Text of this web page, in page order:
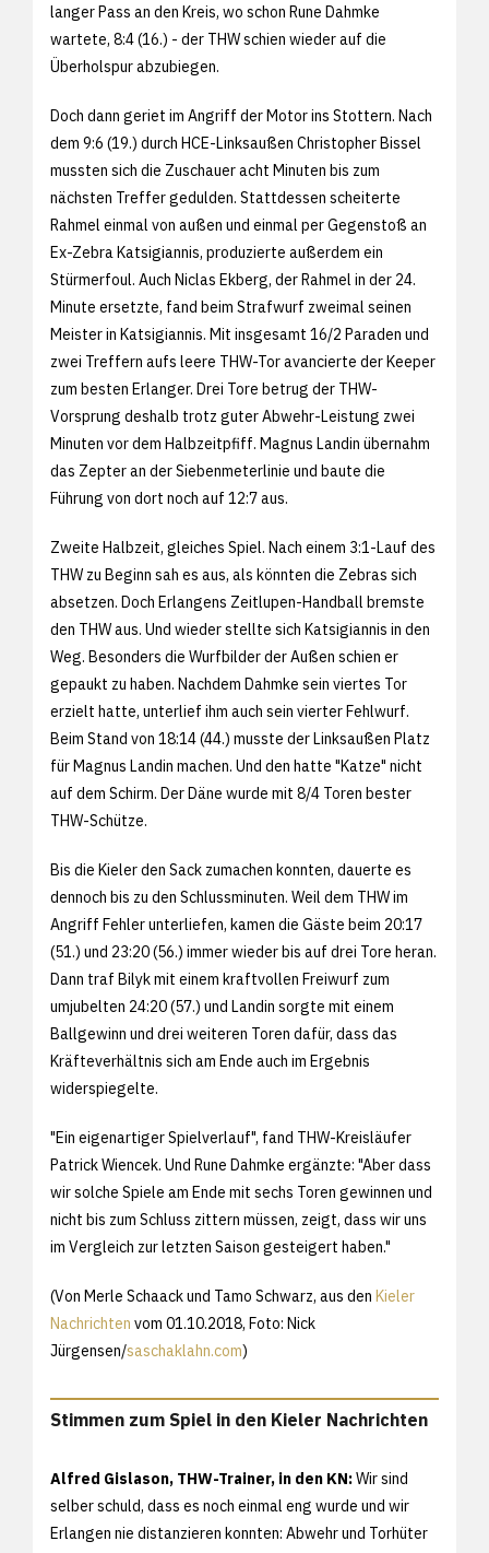
langer Pass an den Kreis, wo schon Rune Dahmke
wartete, 8:4 (16.) - der THW schien wieder auf die
Überholspur abzubiegen.
Doch dann geriet im Angriff der Motor ins Stottern. Nach
dem 9:6 (19.) durch HCE-Linksaußen Christopher Bissel
mussten sich die Zuschauer acht Minuten bis zum
nächsten Treffer gedulden. Stattdessen scheiterte
Rahmel einmal von außen und einmal per Gegenstoß an
Ex-Zebra Katsigiannis, produzierte außerdem ein
Stürmerfoul. Auch Niclas Ekberg, der Rahmel in der 24.
Minute ersetzte, fand beim Strafwurf zweimal seinen
Meister in Katsigiannis. Mit insgesamt 16/2 Paraden und
zwei Treffern aufs leere THW-Tor avancierte der Keeper
zum besten Erlanger. Drei Tore betrug der THW-
Vorsprung deshalb trotz guter Abwehr-Leistung zwei
Minuten vor dem Halbzeitpfiff. Magnus Landin übernahm
das Zepter an der Siebenmeterlinie und baute die
Führung von dort noch auf 12:7 aus.
Zweite Halbzeit, gleiches Spiel. Nach einem 3:1-Lauf des
THW zu Beginn sah es aus, als könnten die Zebras sich
absetzen. Doch Erlangens Zeitlupen-Handball bremste
den THW aus. Und wieder stellte sich Katsigiannis in den
Weg. Besonders die Wurfbilder der Außen schien er
gepaukt zu haben. Nachdem Dahmke sein viertes Tor
erzielt hatte, unterlief ihm auch sein vierter Fehlwurf.
Beim Stand von 18:14 (44.) musste der Linksaußen Platz
für Magnus Landin machen. Und den hatte "Katze" nicht
auf dem Schirm. Der Däne wurde mit 8/4 Toren bester
THW-Schütze.
Bis die Kieler den Sack zumachen konnten, dauerte es
dennoch bis zu den Schlussminuten. Weil dem THW im
Angriff Fehler unterliefen, kamen die Gäste beim 20:17
(51.) und 23:20 (56.) immer wieder bis auf drei Tore heran.
Dann traf Bilyk mit einem kraftvollen Freiwurf zum
umjubelten 24:20 (57.) und Landin sorgte mit einem
Ballgewinn und drei weiteren Toren dafür, dass das
Kräfteverhältnis sich am Ende auch im Ergebnis
widerspiegelte.
"Ein eigenartiger Spielverlauf", fand THW-Kreisläufer
Patrick Wiencek. Und Rune Dahmke ergänzte: "Aber dass
wir solche Spiele am Ende mit sechs Toren gewinnen und
nicht bis zum Schluss zittern müssen, zeigt, dass wir uns
im Vergleich zur letzten Saison gesteigert haben."
(Von Merle Schaack und Tamo Schwarz, aus den Kieler
Nachrichten vom 01.10.2018, Foto: Nick
Jürgensen/saschaklahn.com)
Stimmen zum Spiel in den Kieler Nachrichten
Alfred Gislason, THW-Trainer, in den KN:Wir sind
selber schuld, dass es noch einmal eng wurde und wir
Erlangen nie distanzieren konnten: Abwehr und Torhüter